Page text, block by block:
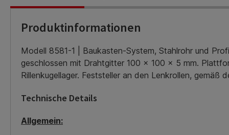
Produktinformationen
Modell 8581-1 | Baukasten-System, Stahlrohr und
geschlossen mit Drahtgitter 100 x 100 x 5 mm.
Rillenkugellager. Feststeller an den Lenkrollen,
Technische Details
Allgemein: